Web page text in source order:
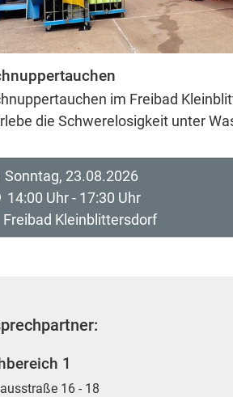
im Freibad
die Schwerelosigkeit unter
Sonntag, 23.08.2026
14:00 Uhr - 17:30 Uhr
Freibad Kleinblittersdorf
1
16 - 18